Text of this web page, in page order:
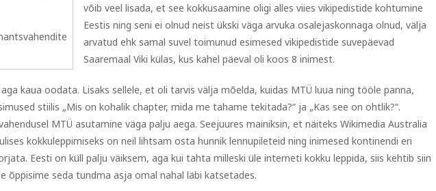
võib veel lisada, et see kokkusaamine oligi alles viies vikipedistide kohtumine
Eestis ning seni ei olnud neist ükski väga arvuka osalejaskonnaga olnud, välja
arvatud ehk samal suvel toimunud esimesed vikipedistide suvepäevad
Saaremaal Viki külas, kus kahel päeval oli koos 8 inimest.
kaua oodata. Lisaks sellele, et oli tarvis välja mõelda, kuidas MTÜ luua ning tööle panna,
stiilis „Mis on kohalik chapter, mida me tahame tekitada?“ ja „Kas see on ohtlik?“.
MTÜ asutamine väga palju aega. Seejuures mainiksin, et näiteks Wikimedia Australia
kokkuleppimiseks on neil lihtsam osta hunnik lennupileteid ning inimesed kontinendi eri
Eesti on küll palju väiksem, aga kui tahta milleski üle interneti kokku leppida, siis kehtib siin
õppisime seda tundma asja omal nahal läbi katsetades.